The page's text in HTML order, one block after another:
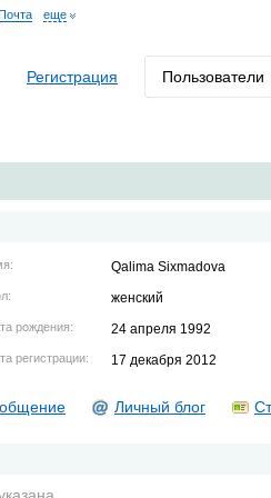
еще
Регистрация Пользователи
Qalima Sixmadova
женский
рождения: 24 апреля 1992
регистрации: 17 декабря 2012
Личный блог